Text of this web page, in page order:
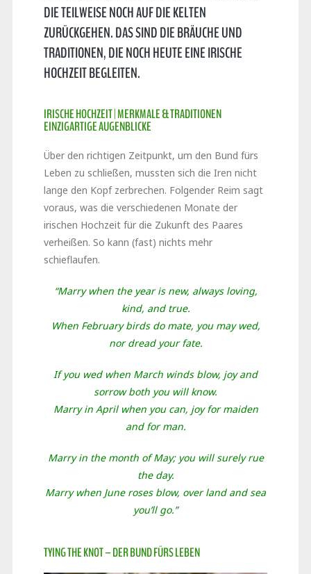
IE TEILWEISE NOCH AUF DIE KELTEN Z
URÜCKGEHEN. DAS SIND DIE BRÄUCHE UND T
RADITIONEN, DIE NOCH HEUTE EINE IRISCHE H
OCHZEIT BEGLEITEN.
IRISCHE HOCHZEIT | MERKMALE & TRADITIONEN
EINZIGARTIGE AUGENBLICKE
Über den richtigen Zeitpunkt, um den Bund fürs
Leben zu schließen, mussten sich die Iren nicht
lange den Kopf zerbrechen. Folgender Reim sagt
voraus, was die verschiedenen Monate der
irischen Hochzeit für die Zukunft des Paares
verheißen. So kann (fast) nichts mehr
schieflaufen.
“Marry when the year is new, always loving,
kind, and true.
When February birds do mate, you may wed,
nor dread your fate.
If you wed when March winds blow, joy and
sorrow both you will know.
Marry in April when you can, joy for maiden
and for man.
Marry in the month of May; you will surely rue
the day.
Marry when June roses blow, over land and sea
you’ll go.”
TYING THE KNOT – DER BUND FÜRS LEBEN